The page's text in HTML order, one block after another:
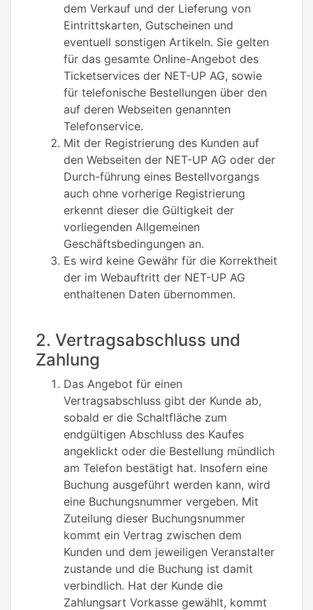
dem Verkauf und der Lieferung von
Eintrittskarten, Gutscheinen und
eventuell sonstigen Artikeln. Sie gelten
für das gesamte Online-Angebot des
Ticketservices der NET-UP AG, sowie
für telefonische Bestellungen über den
auf deren Webseiten genannten
Telefonservice.
Mit der Registrierung des Kunden auf
den Webseiten der NET-UP AG oder der
Durch-führung eines Bestellvorgangs
auch ohne vorherige Registrierung
erkennt dieser die Gültigkeit der
vorliegenden Allgemeinen
Geschäftsbedingungen an.
Es wird keine Gewähr für die Korrektheit
der im Webauftritt der NET-UP AG
enthaltenen Daten übernommen.
2. Vertragsabschluss und
Zahlung
Das Angebot für einen
Vertragsabschluss gibt der Kunde ab,
sobald er die Schaltfläche zum
endgültigen Abschluss des Kaufes
angeklickt oder die Bestellung mündlich
am Telefon bestätigt hat. Insofern eine
Buchung ausgeführt werden kann, wird
eine Buchungsnummer vergeben. Mit
Zuteilung dieser Buchungsnummer
kommt ein Vertrag zwischen dem
Kunden und dem jeweiligen Veranstalter
zustande und die Buchung ist damit
verbindlich. Hat der Kunde die
Zahlungsart Vorkasse gewählt, kommt